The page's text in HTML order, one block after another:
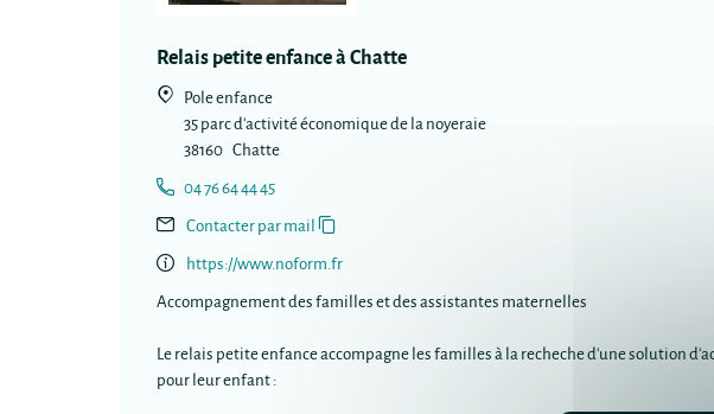
Relais petite enfance à Chatte
Pole enfance
35 parc d'activité économique de la noyeraie
38160 Chatte
04 76 64 44 45
Contacter par mail
https://www.noform.fr
Accompagnement des familles et des assistantes maternelles
Le relais petite enfance accompagne les familles à la recheche d'une solution
pour leur enfant :